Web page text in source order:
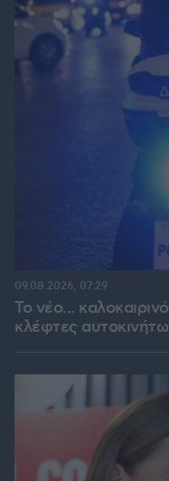
Το νέο...
κλέφτες
09.08.2026, 07:29